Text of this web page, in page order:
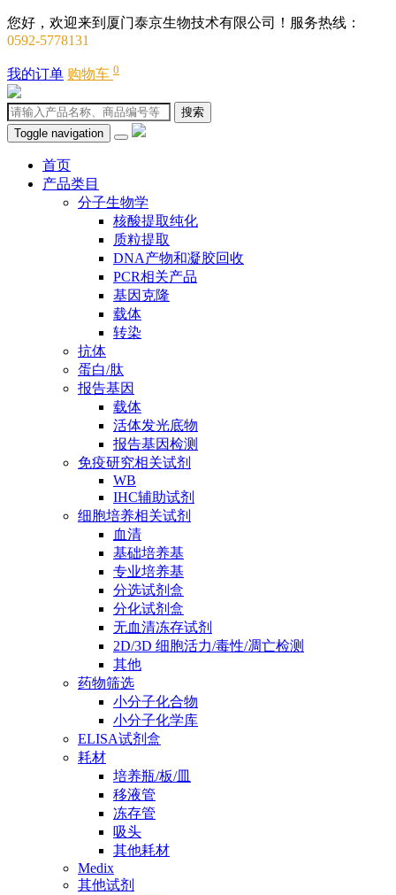
您好，欢迎来到厦门泰京生物技术有限公司！服务热线：
0592-5778131
我的订单 购物车 0
搜索
Toggle navigation
首页
产品类目
分子生物学
核酸提取纯化
质粒提取
DNA产物和凝胶回收
PCR相关产品
基因克隆
载体
转染
抗体
蛋白/肽
报告基因
载体
活体发光底物
报告基因检测
免疫研究相关试剂
WB
IHC辅助试剂
细胞培养相关试剂
血清
基础培养基
专业培养基
分选试剂盒
分化试剂盒
无血清冻存试剂
2D/3D 细胞活力/毒性/凋亡检测
其他
药物筛选
小分子化合物
小分子化学库
ELISA试剂盒
耗材
培养瓶/板/皿
移液管
冻存管
吸头
其他耗材
Medix
其他试剂